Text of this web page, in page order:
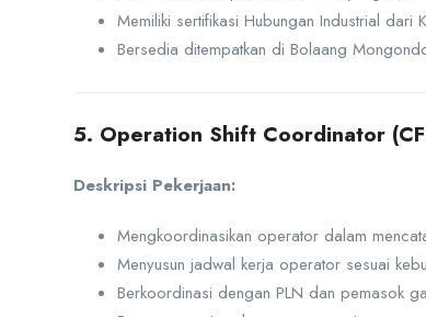
Memiliki sertifikasi Hubungan Industrial dari
Bersedia ditempatkan di Bolaang
5. Operation Shift Coordinator
Deskripsi Pekerjaan:
Mengkoordinasikan operator dalam
Menyusun jadwal kerja operator sesuai
Berkoordinasi dengan PLN dan pemasok